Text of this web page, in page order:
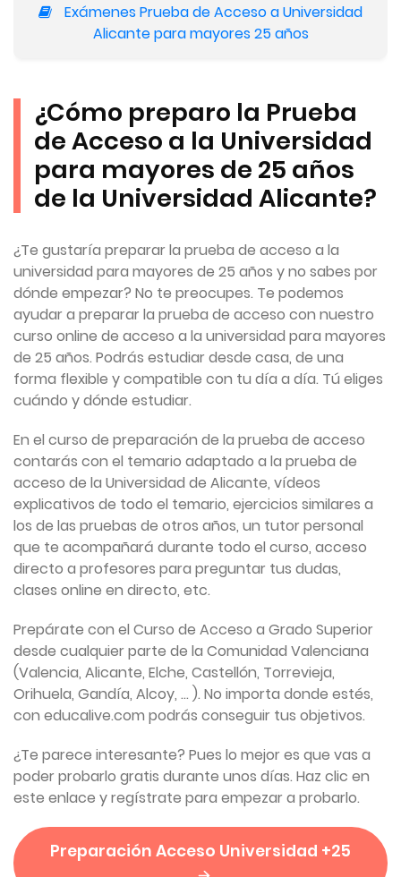
Exámenes Prueba de Acceso a Universidad
Alicante para mayores 25 años
¿Cómo preparo la Prueba
de Acceso a la Universidad
para mayores de 25 años
de la Universidad Alicante?
¿Te gustaría preparar la prueba de acceso a la
universidad para mayores de 25 años y no sabes por
dónde empezar? No te preocupes. Te podemos
ayudar a preparar la prueba de acceso con nuestro
curso online de acceso a la universidad para mayores
de 25 años. Podrás estudiar desde casa, de una
forma flexible y compatible con tu día a día. Tú eliges
cuándo y dónde estudiar.
En el curso de preparación de la prueba de acceso
contarás con el temario adaptado a la prueba de
acceso de la Universidad de Alicante, vídeos
explicativos de todo el temario, ejercicios similares a
los de las pruebas de otros años, un tutor personal
que te acompañará durante todo el curso, acceso
directo a profesores para preguntar tus dudas,
clases online en directo, etc.
Prepárate con el Curso de Acceso a Grado Superior
desde cualquier parte de la Comunidad Valenciana
(Valencia, Alicante, Elche, Castellón, Torrevieja,
Orihuela, Gandía, Alcoy, ... ). No importa donde estés,
con educalive.com podrás conseguir tus objetivos.
¿Te parece interesante? Pues lo mejor es que vas a
poder probarlo gratis durante unos días. Haz clic en
este enlace y regístrate para empezar a probarlo.
Preparación Acceso Universidad +25